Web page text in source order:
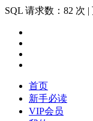
SQL 请求数：82 次 |
首页
新手必读
VIP会员